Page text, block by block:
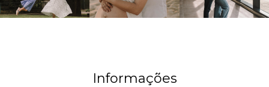
Informações